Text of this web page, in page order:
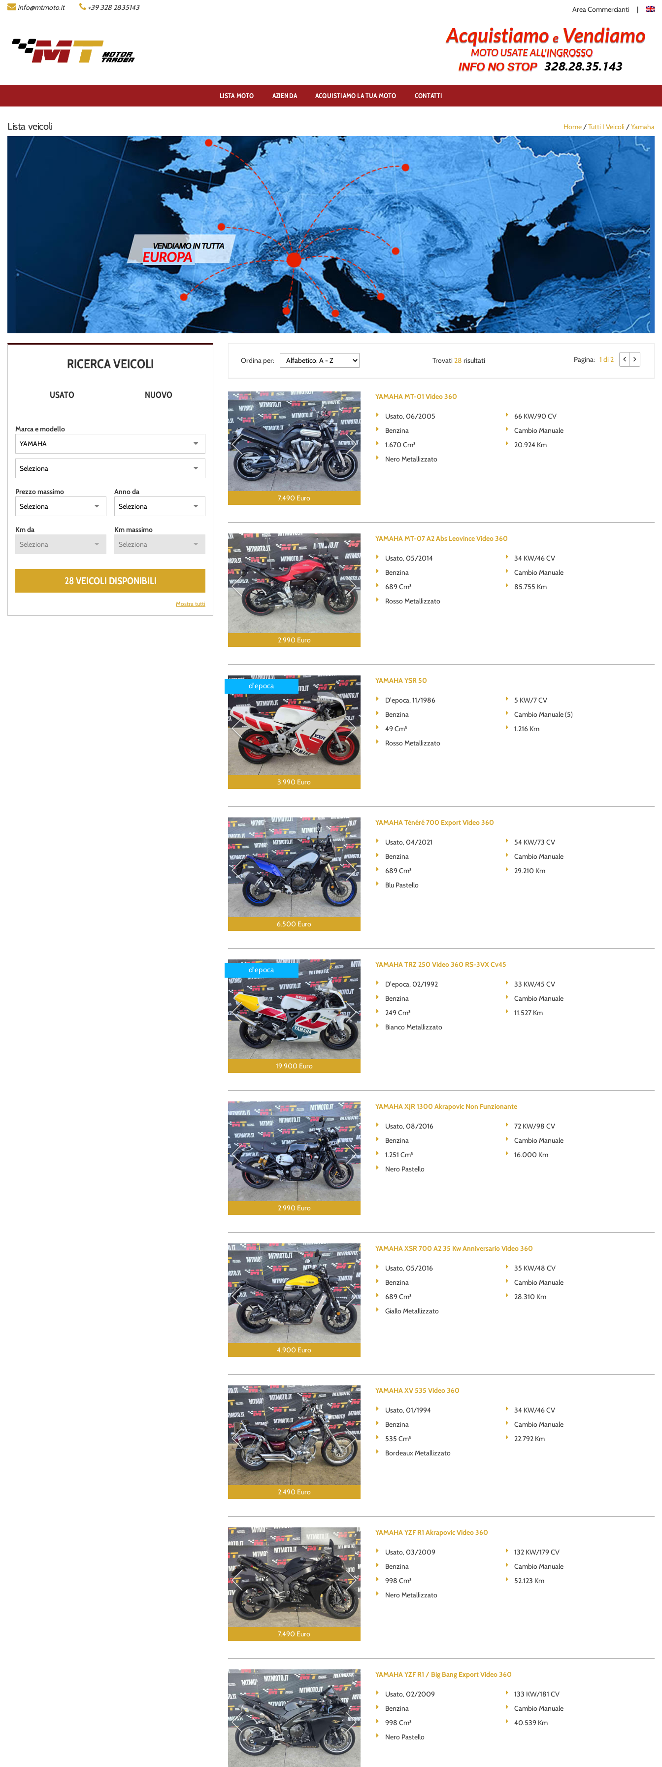
LISTA MOTO
AZIENDA
AREA COMMERCIANTI
ENGLISH
info@mtmoto.it +39 328 2835143 Area Commercianti
LISTA MOTO AZIENDA ACQUISTIAMO LA TUA MOTO CONTATTI
Lista veicoli Home /Tutti I Veicoli /Yamaha
RICERCA VEICOLI
USATO NUOVO
Marca e modello
Prezzo massimo Anno da
Km da Km massimo
28 VEICOLI DISPONIBILI
Mostra tutti
Ordina per: Trovati 28 risultati Pagina: 1 di 2
7.490 Euro
YAMAHA MT-01 Video 360
Usato, 06/2005
66 KW/90 CV
Benzina
Cambio Manuale
1.670 Cm³
20.924 Km
Nero Metallizzato
2.990 Euro
YAMAHA MT-07 A2 Abs Leovince Video 360
Usato, 05/2014
34 KW/46 CV
Benzina
Cambio Manuale
689 Cm³
85.755 Km
Rosso Metallizzato
3.990 Euro
d'epoca
YAMAHA YSR 50
D'epoca, 11/1986
5 KW/7 CV
Benzina
Cambio Manuale (5)
49 Cm³
1.216 Km
Rosso Metallizzato
6.500 Euro
YAMAHA Ténéré 700 Export Video 360
Usato, 04/2021
54 KW/73 CV
Benzina
Cambio Manuale
689 Cm³
29.210 Km
Blu Pastello
19.900 Euro
d'epoca
YAMAHA TRZ 250 Video 360 RS-3VX Cv45
D'epoca, 02/1992
33 KW/45 CV
Benzina
Cambio Manuale
249 Cm³
11.527 Km
Bianco Metallizzato
2.990 Euro
YAMAHA XJR 1300 Akrapovic Non Funzionante
Usato, 08/2016
72 KW/98 CV
Benzina
Cambio Manuale
1.251 Cm³
16.000 Km
Nero Pastello
4.900 Euro
YAMAHA XSR 700 A2 35 Kw Anniversario Video 360
Usato, 05/2016
35 KW/48 CV
Benzina
Cambio Manuale
689 Cm³
28.310 Km
Giallo Metallizzato
2.490 Euro
YAMAHA XV 535 Video 360
Usato, 01/1994
34 KW/46 CV
Benzina
Cambio Manuale
535 Cm³
22.792 Km
Bordeaux Metallizzato
7.490 Euro
YAMAHA YZF R1 Akrapovic Video 360
Usato, 03/2009
132 KW/179 CV
Benzina
Cambio Manuale
998 Cm³
52.123 Km
Nero Metallizzato
YAMAHA YZF R1 / Big Bang Export Video 360
Usato, 02/2009
133 KW/181 CV
Benzina
Cambio Manuale
998 Cm³
40.539 Km
Nero Pastello